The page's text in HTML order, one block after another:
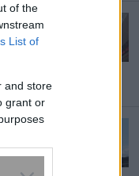
of the
List of
and store
grant or